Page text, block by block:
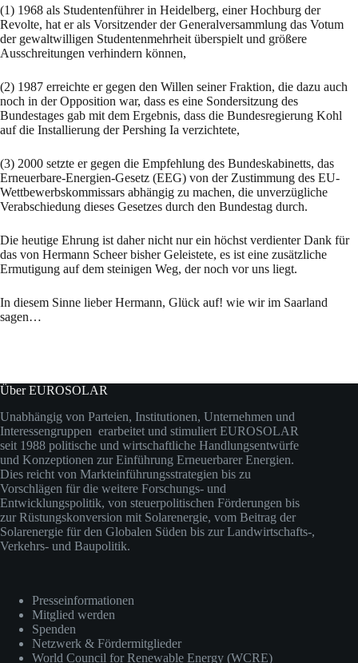
(1) 1968 als Studentenführer in Heidelberg, einer Hochburg der
Revolte, hat er als Vorsitzender der Generalversammlung das Votum
der gewaltwilligen Studentenmehrheit überspielt und größere
Ausschreitungen verhindern können,
(2) 1987 erreichte er gegen den Willen seiner Fraktion, die dazu auch
noch in der Opposition war, dass es eine Sondersitzung des
Bundestages gab mit dem Ergebnis, dass die Bundesregierung Kohl
auf die Installierung der Pershing Ia verzichtete,
(3) 2000 setzte er gegen die Empfehlung des Bundeskabinetts, das
Erneuerbare-Energien-Gesetz (EEG) von der Zustimmung des EU-
Wettbewerbskommissars abhängig zu machen, die unverzügliche
Verabschiedung dieses Gesetzes durch den Bundestag durch.
Die heutige Ehrung ist daher nicht nur ein höchst verdienter Dank für
das von Hermann Scheer bisher Geleistete, es ist eine zusätzliche
Ermutigung auf dem steinigen Weg, der noch vor uns liegt.
In diesem Sinne lieber Hermann, Glück auf! wie wir im Saarland
sagen…
Über EUROSOLAR
Unabhängig von Parteien, Institutionen, Unternehmen und
Interessengruppen erarbeitet und stimuliert EUROSOLAR
seit 1988 politische und wirtschaftliche Handlungsentwürfe
und Konzeptionen zur Einführung Erneuerbarer Energien.
Dies reicht von Markteinführungsstrategien bis zu
Vorschlägen für die weitere Forschungs- und
Entwicklungspolitik, von steuerpolitischen Förderungen bis
zur Rüstungskonversion mit Solarenergie, vom Beitrag der
Solarenergie für den Globalen Süden bis zur Landwirtschafts-,
Verkehrs- und Baupolitik.
Presseinformationen
Mitglied werden
Spenden
Netzwerk & Fördermitglieder
World Council for Renewable Energy (WCRE)